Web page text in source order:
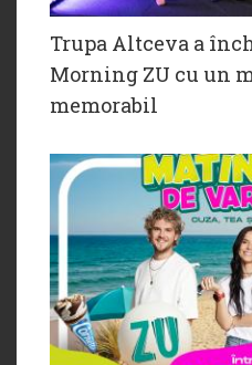
Trupa Altceva a
Morning ZU cu un
memorabil